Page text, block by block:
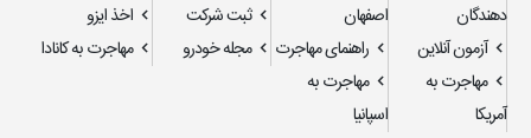
دهندگان
اصفهان
ثبت شرکت
اخذ ایزو
آزمون آنلاین
راهنمای مهاجرت مجله خودرو
مهاجرت به کانادا
مهاجرت به
آمریکا
مهاجرت به
اسپانیا